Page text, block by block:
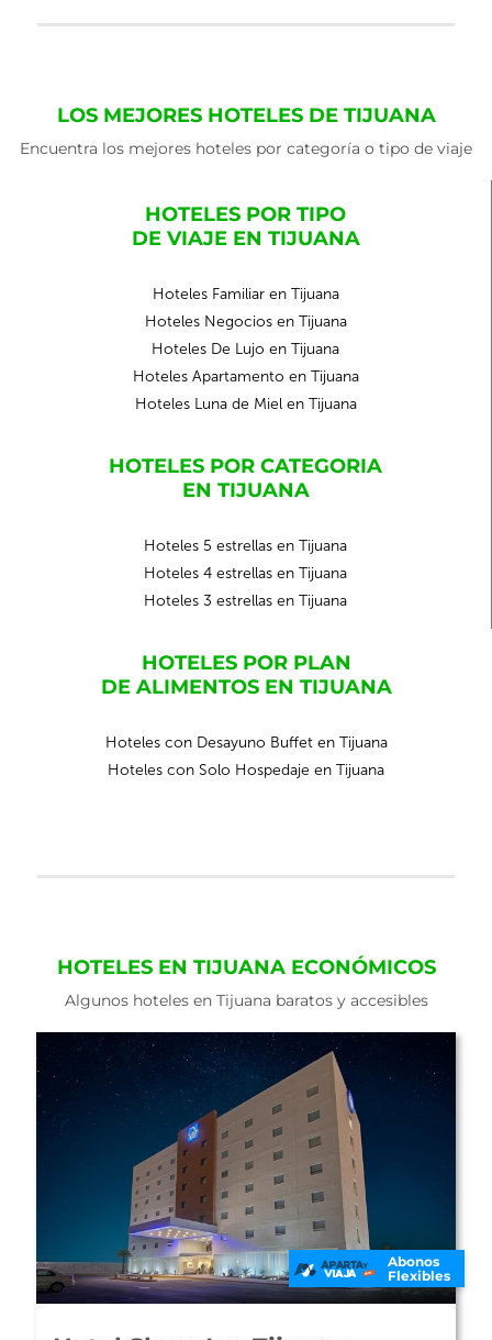
LOS MEJORES HOTELES DE TIJUANA
Encuentra los mejores hoteles por categoría o tipo de viaje
HOTELES POR TIPO
DE VIAJE EN TIJUANA
Hoteles Familiar en Tijuana
Hoteles Negocios en Tijuana
Hoteles De Lujo en Tijuana
Hoteles Apartamento en Tijuana
Hoteles Luna de Miel en Tijuana
HOTELES POR CATEGORIA
EN TIJUANA
Hoteles 5 estrellas en Tijuana
Hoteles 4 estrellas en Tijuana
Hoteles 3 estrellas en Tijuana
HOTELES POR PLAN
DE ALIMENTOS EN TIJUANA
Hoteles con Desayuno Buffet en Tijuana
Hoteles con Solo Hospedaje en Tijuana
HOTELES EN TIJUANA ECONÓMICOS
Algunos hoteles en Tijuana baratos y accesibles
Abonos
Flexibles